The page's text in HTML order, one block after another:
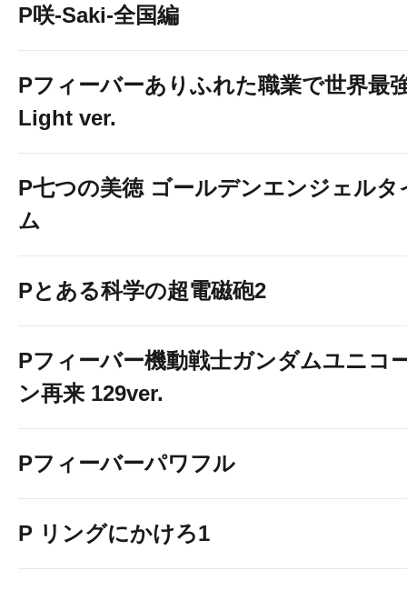
P咲-Saki-全国編
Pフィーバーありふれた職業で世界最
Light ver.
P七つの美徳 ゴールデンエンジェルタ
ム
Pとある科学の超電磁砲2
Pフィーバー機動戦士ガンダムユニコ
ン再来 129ver.
Pフィーバーパワフル
P リングにかけろ1